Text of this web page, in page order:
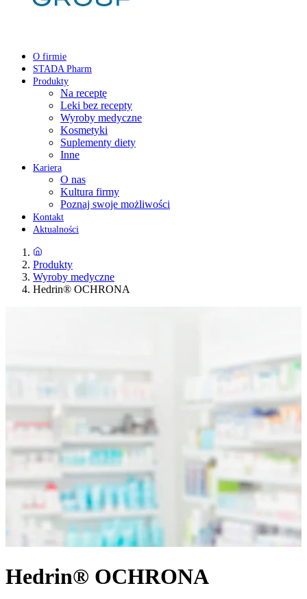
O firmie
STADA Pharm
Produkty
Na receptę
Leki bez recepty
Wyroby medyczne
Kosmetyki
Suplementy diety
Inne
Kariera
O nas
Kultura firmy
Poznaj swoje możliwości
Kontakt
Aktualności
Produkty
Wyroby medyczne
Hedrin® OCHRONA
Hedrin® OCHRONA